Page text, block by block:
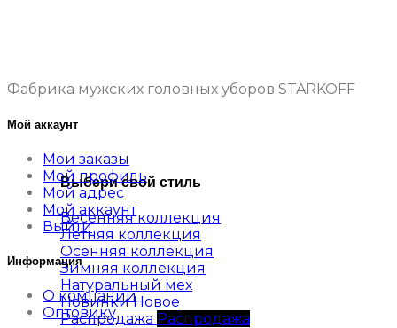
Выбери свой стиль
Весенняя коллекция
Летняя коллекция
Осенняя коллекция
Зимняя коллекция
Натуральный мех
Новинки
Распродажа
Фабрика мужских головных уборов STARKOFF
Мой аккаунт
Мои заказы
Мой профиль
Мой адрес
Мой аккаунт
Выйти
Информация
О компании
Оптовику